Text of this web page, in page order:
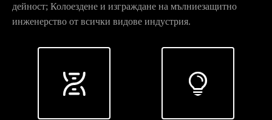
дейност; Колоездене и изграждане на мълниезащитно
инженерство от всички видове индустрия.
 